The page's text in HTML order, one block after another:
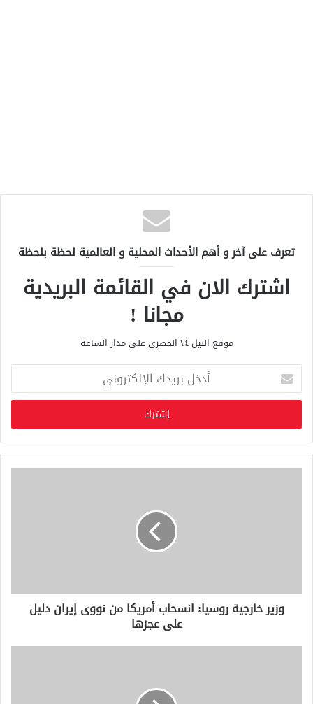
تعرف على آخر و أهم الأحداث المحلية و العالمية لحظة بلحظة
اشترك الان في القائمة البريدية
مجانا !
موقع النيل ٢٤ الحصري علي مدار الساعة
خ
ب
ر
ي
د
ر
وزير خارجية روسيا: انسحاب أمريكا من نووى إيران دليل
على عجزها